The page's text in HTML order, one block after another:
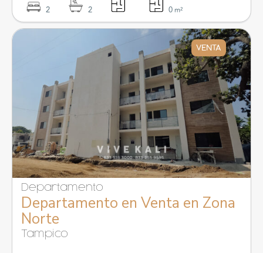
2 2 0 m²
VENTA
Departamento
Departamento en Venta en Zona
Norte
Tampico